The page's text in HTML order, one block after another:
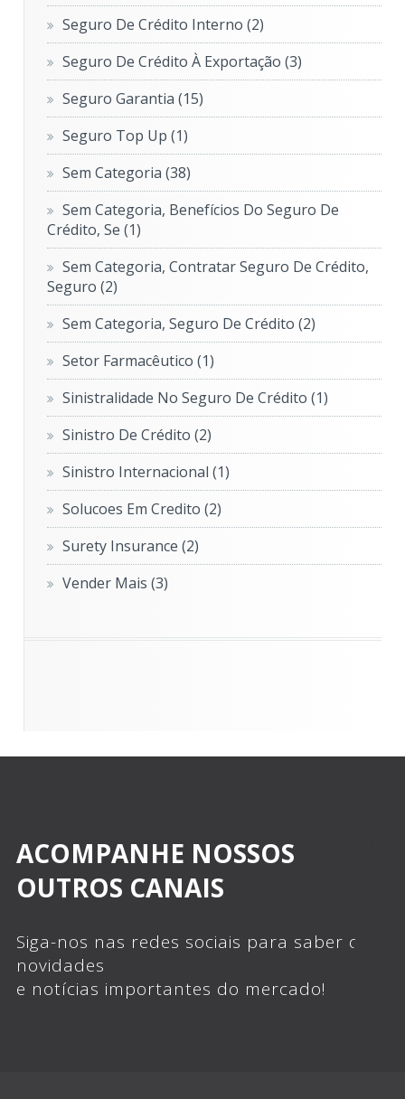
Seguro De Crédito Interno(2)
Seguro De Crédito À Exportação(3)
Seguro Garantia(15)
Seguro Top Up(1)
Sem Categoria(38)
Sem Categoria, Benefícios Do Seguro De
Crédito, Se(1)
Sem Categoria, Contratar Seguro De Crédito,
Seguro(2)
Sem Categoria, Seguro De Crédito(2)
Setor Farmacêutico(1)
Sinistralidade No Seguro De Crédito(1)
Sinistro De Crédito(2)
Sinistro Internacional(1)
Solucoes Em Credito(2)
Surety Insurance(2)
Vender Mais(3)
ACOMPANHE NOSSOS
OUTROS CANAIS
Siga-nos nas redes sociais para saber das
novidades
e notícias importantes do mercado!